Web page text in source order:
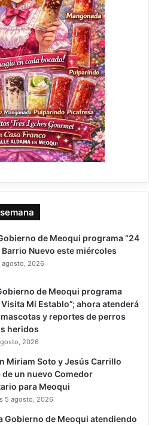
de Meoqui programa “24
Barrio Nuevo este miércoles
agosto, 2026
de Meoqui programa
Mi Establo”; ahora atenderá
y reportes de perros
heridos
2026
Miriam Soto y Jesús Carrillo
un nuevo Comedor
para Meoqui
5 agosto, 2026
Gobierno de Meoqui atendiendo